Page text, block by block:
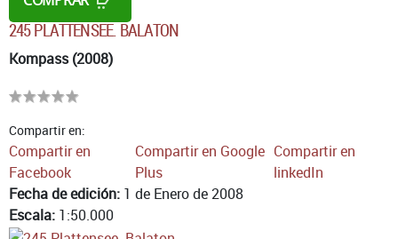
245 PLATTENSEE. BALATON
Kompass (2008)
Compartir en:
Compartir en
Facebook
Compartir en Google
Plus
Compartir en
linkedIn
Fecha de edición: 1 de Enero de 2008
Escala: 1:50.000